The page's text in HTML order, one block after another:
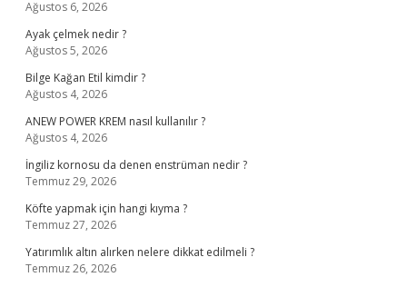
Ağustos 6, 2026
Ayak çelmek nedir ?
Ağustos 5, 2026
Bilge Kağan Etil kimdir ?
Ağustos 4, 2026
ANEW POWER KREM nasıl kullanılır ?
Ağustos 4, 2026
İngiliz kornosu da denen enstrüman nedir ?
Temmuz 29, 2026
Köfte yapmak için hangi kıyma ?
Temmuz 27, 2026
Yatırımlık altın alırken nelere dikkat edilmeli ?
Temmuz 26, 2026